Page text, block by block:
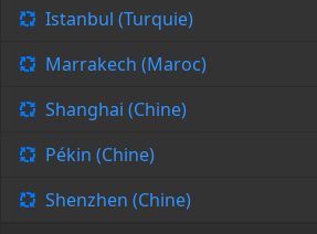
Istanbul (Turquie)
Marrakech (Maroc)
Shanghai (Chine)
Pékin (Chine)
Shenzhen (Chine)